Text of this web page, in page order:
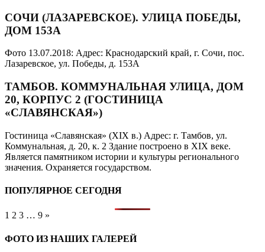
СОЧИ (ЛАЗАРЕВСКОЕ). УЛИЦА ПОБЕДЫ,
ДОМ 153А
Фото 13.07.2018: Адрес: Краснодарский край, г. Сочи, пос.
Лазаревское, ул. Победы, д. 153А
ТАМБОВ. КОММУНАЛЬНАЯ УЛИЦА, ДОМ
20, КОРПУС 2 (ГОСТИНИЦА
«СЛАВЯНСКАЯ»)
Гостиница «Славянская» (XIX в.) Адрес: г. Тамбов, ул.
Коммунальная, д. 20, к. 2 Здание построено в XIX веке.
Является памятником истории и культуры регионального
значения. Охраняется государством.
ПОПУЛЯРНОЕ СЕГОДНЯ
1 2 3 … 9 »
ФОТО ИЗ НАШИХ ГАЛЕРЕЙ